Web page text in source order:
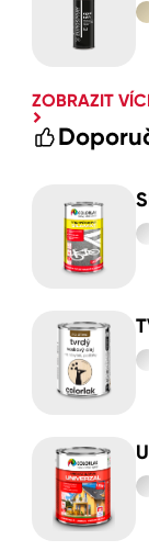
ZOBRAZIT